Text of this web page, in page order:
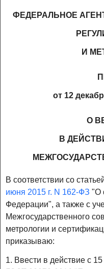
ФЕДЕРАЛЬНОЕ
И
от 12
О
В
В соответствии со
июня 2015 г. N 162-ФЗ "О
Федерации", а также с
Межгосударственного
метрологии и
приказываю:
1. Ввести в действие с